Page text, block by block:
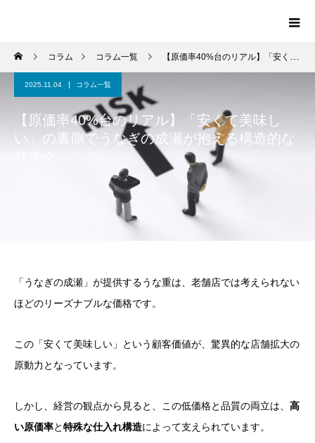
コラム コラム一覧 【原価率40%台のリアル】「安くて美味しい」の裏側でうなぎの成瀬が抱える構造的なリスク
2025.11.04 コラム一覧
【原価率40%台のリアル】「安くて美味し
い」の裏側でうなぎの成瀬が抱える構造的な
「うなぎの成瀬」が提供するうな重は、老舗店では考えられない
ほどのリーズナブルな価格です。
この「安くて美味しい」という顧客価値が、驚異的な店舗拡大の
原動力となっています。
しかし、経営の観点から見ると、この低価格と品質の両立は、 高
い原価率と 特殊な仕入れ構造によって支えられています。